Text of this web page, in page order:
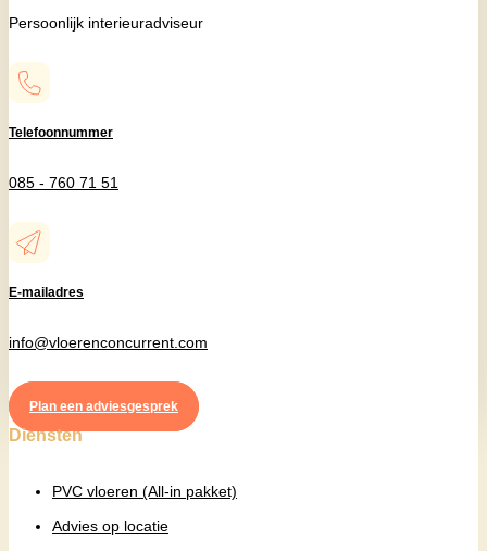
Persoonlijk interieuradviseur
Telefoonnummer
085 - 760 71 51
E-mailadres
info@vloerenconcurrent.com
Plan een adviesgesprek
Diensten
PVC vloeren (All-in pakket)
Advies op locatie